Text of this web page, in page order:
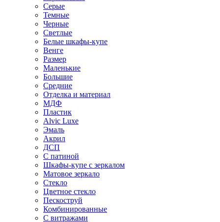
Серые
Темные
Черные
Светлые
Белые шкафы-купе
Венге
Размер
Маленькие
Большие
Средние
Отделка и материал
МДФ
Пластик
Alvic Luxe
Эмаль
Акрил
ДСП
С патиной
Шкафы-купе с зеркалом
Матовое зеркало
Стекло
Цветное стекло
Пескоструй
Комбинированные
С витражами